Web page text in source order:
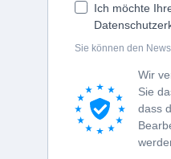
Ich möchte
Sie können den
Wir
Sie
dass